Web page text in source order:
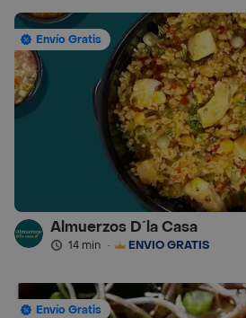
Envío Gratis
Almuerzos D´la Casa
14 min · ENVÍO GRATIS
Envío Gratis